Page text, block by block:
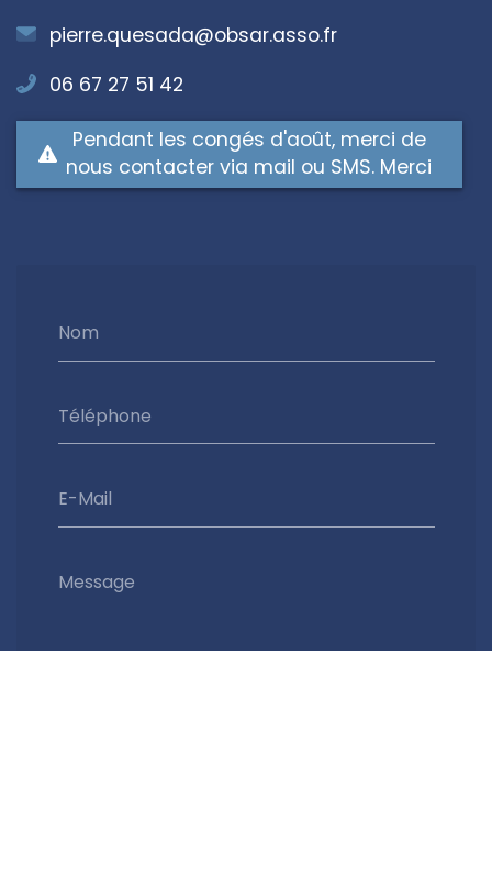
Nom
Téléphone
E-Mail
Message
pierre.quesada@obsar.asso.fr
06 67 27 51 42
Pendant les congés d'août, merci de
nous contacter via mail ou SMS. Merci